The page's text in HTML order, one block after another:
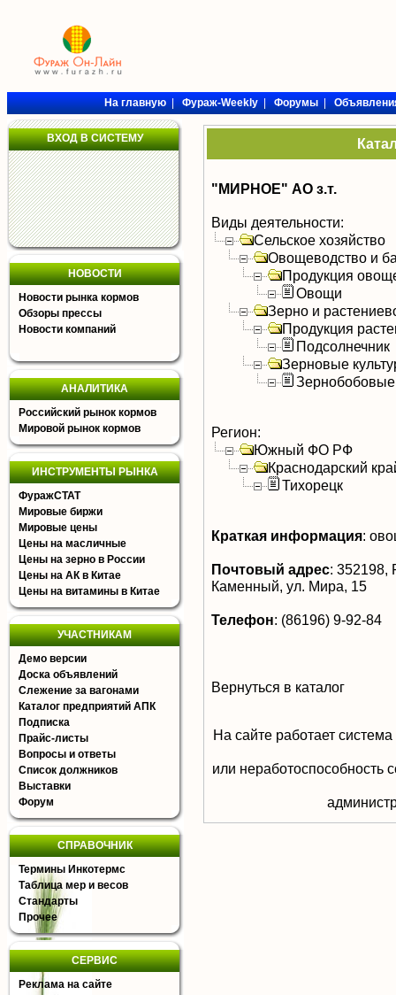
На главную|Фураж-Weekly|Форумы|
ВХОД В СИСТЕМУ
НОВОСТИ
Новости рынка кормов
Обзоры прессы
Новости компаний
АНАЛИТИКА
Российский рынок кормов
Мировой рынок кормов
ИНСТРУМЕНТЫ РЫНКА
ФуражСТАТ
Мировые биржи
Мировые цены
Цены на масличные
Цены на зерно в России
Цены на АК в Китае
Цены на витамины в Китае
УЧАСТНИКАМ
Демо версии
Доска объявлений
Слежение за вагонами
Каталог предприятий АПК
Подписка
Прайс-листы
Вопросы и ответы
Список должников
Выставки
Форум
СПРАВОЧНИК
Термины Инкотермс
Таблица мер и весов
Стандарты
Прочее
СЕРВИС
Реклама на сайте
"МИРНОЕ" АО з.т.
Виды деятельности:
Сельское хозяйство
Овощеводство и
Продукция
Овощи
Зерно и
Продукция
Подсолнечник
Зерновые
Зернобобовые
Регион:
Южный ФО РФ
Краснодарский
Тихорецк
Краткая информация:
Почтовый адрес: 352198,
Каменный, ул. Мира, 15
Телефон: (86196) 9-92-84
Вернуться в каталог
На сайте работает
или неработоспособность